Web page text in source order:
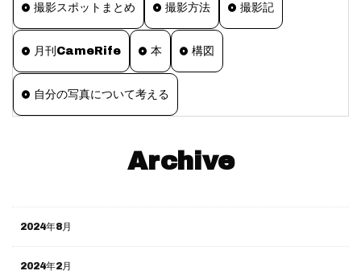
撮影スポットまとめ 撮影方法 撮影記
月刊CameRife 本 構図
自分の写真について考える
Archive
2024年8月
2024年2月